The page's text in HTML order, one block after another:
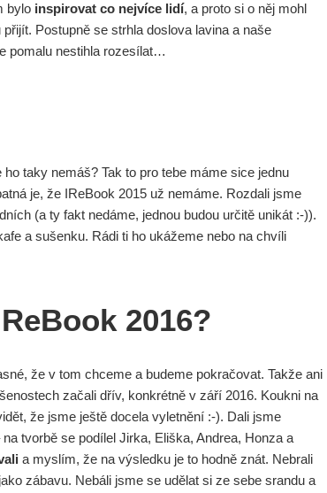
bylo inspirovat co nejvíce lidí, a proto si o něj mohl
Postupně se strhla doslova lavina a naše
pomalu nestihla rozesílat…
taky nemáš? Tak to pro tebe máme sice jednu
je, že IReBook 2015 už nemáme. Rozdali jsme
(a ty fakt nedáme, jednou budou určitě unikát :-)).
a sušenku. Rádi ti ho ukážeme nebo na chvíli
2016?
že v tom chceme a budeme pokračovat. Takže ani
začali dřív, konkrétně v září 2016. Koukni na
že jsme ještě docela vyletnění :-). Dali jsme
tvorbě se podílel Jirka, Eliška, Andrea, Honza a
a myslím, že na výsledku je to hodně znát. Nebrali
zábavu. Nebáli jsme se udělat si ze sebe srandu a